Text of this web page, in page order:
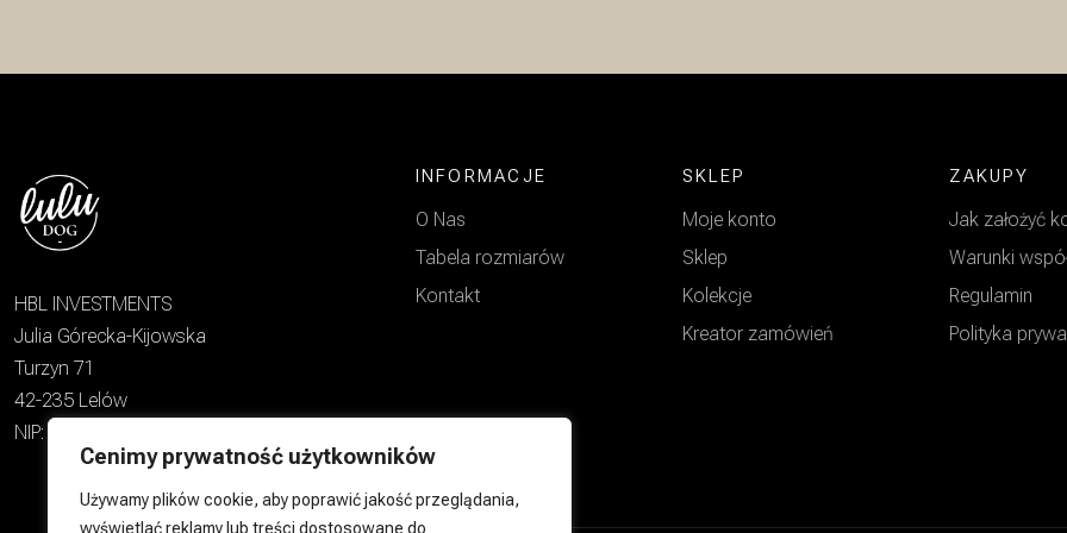
Cenimy prywatność użytkowników
Używamy plików cookie, aby poprawić jakość przeglądania,
wyświetlać reklamy lub treści dostosowane do
HBL INVESTMENTS
Julia Górecka-Kijowska
Turzyn 71
42-235 Lelów
NIP: 6462972634
INFORMACJE
O Nas
Tabela rozmiarów
Kontakt
SKLEP
Moje konto
Sklep
Kolekcje
Kreator zamówień
ZAKUPY
Jak założyć
Warunki
Regulamin
Polityka